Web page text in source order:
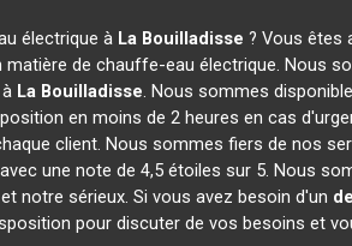
électrique à La Bouilladisse ? Vous êtes
de chauffe-eau électrique. Nous
La Bouilladisse. Nous sommes
en moins de 2 heures en cas
client. Nous sommes fiers de nos
une note de 4,5 étoiles sur 5. Nous
notre sérieux. Si vous avez besoin d'un
pour discuter de vos besoins et